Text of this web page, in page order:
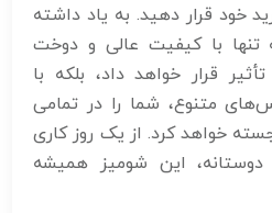
خود قرار دهید. به یاد داشته
تنها با کیفیت عالی و دوخت
قرار خواهد داد، بلکه با
متنوع، شما را در تمامی
خواهد کرد. از یک روز کاری
این شومیز همیشه